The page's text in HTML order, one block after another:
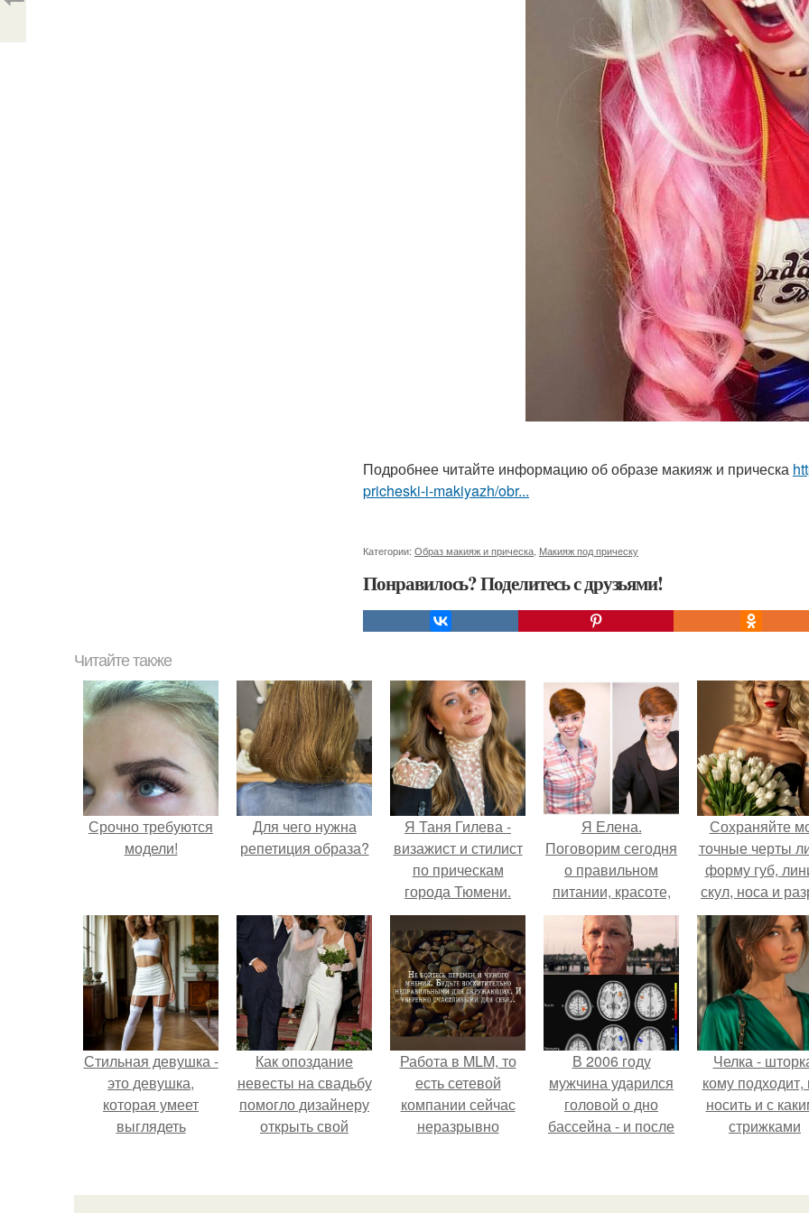
Подробнее читайте информацию об образе макияж и прическа
pricheski-i-makiyazh/obr...
Категории: Образ макияж и прическа Макияж под прическу
Понравилось? Поделитесь с друзьями!
Читайте также
Срочно требуются
модели!
Для чего нужна
репетиция образа?
Я Таня Гилева -
визажист и стилист
по прическам
города Тюмени.
Я Елена.
Поговорим сегодня
о правильном
питании, красоте,
детях и моде!
Сохраняйте
точные черты
форму губ,
скул, носа и
глаз.
Стильная девушка -
это девушка,
которая умеет
выглядеть
ситуации.
Как опоздание
невесты на свадьбу
помогло дизайнеру
открыть свой
Работа в MLM, то
есть сетевой
компании сейчас
неразрывно
своей страницы в
В 2006 году
мужчина ударился
головой о дно
бассейна - и после
странным образом.
Челка -
кому подходит,
носить и с
стрижками